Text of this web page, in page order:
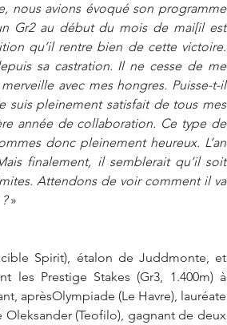
nous avions évoqué son programme
Gr2 au début du mois de mai[il est
qu’il rentre bien de cette victoire.
sa castration. Il ne cesse de me
avec mes hongres. Puisse-t-il
suis pleinement satisfait de tous mes
année de collaboration. Ce type de
donc pleinement heureux. L’an
finalement, il semblerait qu’il soit
Attendons de voir comment il va
»
Spirit), étalon de Juddmonte, et
les Prestige Stakes (Gr3, 1.400m) à
aprèsOlympiade (Le Havre), lauréate
Oleksander (Teofilo), gagnant de deux